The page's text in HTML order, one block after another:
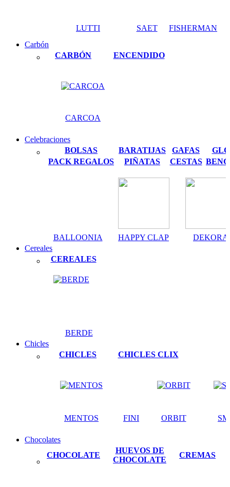
LUTTI SAET FISHERMAN
Carbón
CARBÓN
ENCENDIDO
CARCOA
Celebraciones
BOLSAS
BARATIJAS GAFAS
PACK REGALOS
PIÑATAS CESTAS
BALLOONIA HAPPY CLAP
DEKORA
Cereales
CEREALES
BERDE
Chicles
CHICLES
CHICLES CLIX
MENTOS FINI ORBIT
Chocolates
CHOCOLATE
HUEVOS DE
CHOCOLATE
CREMAS